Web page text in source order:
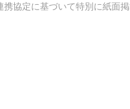
携協定に基づいて特別に紙面